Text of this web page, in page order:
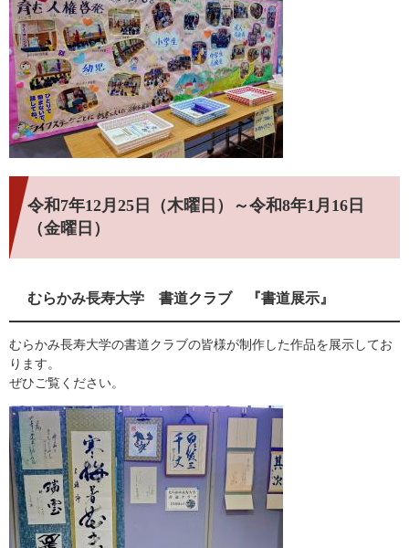
令和7年12月25日（木曜日）～令和8年1月16日
（金曜日）
むらかみ長寿大学 書道クラブ 『書道展示』
むらかみ長寿大学の書道クラブの皆様が制作した作品を展示してお
ります。
ぜひご覧ください。